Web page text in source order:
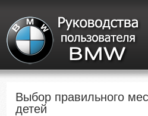
Выбор правильного
детей